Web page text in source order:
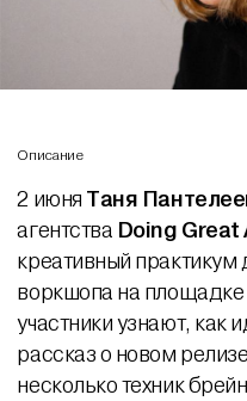
Описание
2 июня Таня
агентства Doing Great
креативный практикум
воркшопа на площадке
участники узнают, как
рассказ о новом
несколько техник